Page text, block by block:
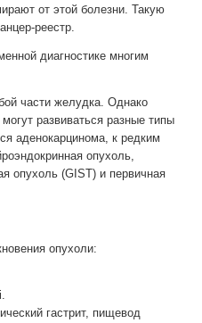
от этой болезни. Такую
реестр.
диагностике многим
части желудка. Однако
развиваться разные типы
аденокарцинома, к редким
опухоль,
опухоль (GIST) и первичная
опухоли:
гастрит, пищевод